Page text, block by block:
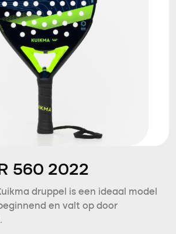
560 2022
druppel is een ideaal model
en valt op door